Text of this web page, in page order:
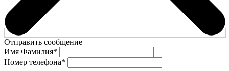
Отправить сообщение
Имя Фамилия*
Номер телефона*